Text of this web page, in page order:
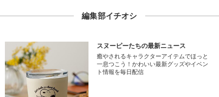
編集部イチオシ
スヌーピーたちの最新ニュース
癒やされるキャラクターアイテムでほっと
一息つこう！かわいい最新グッズやイベン
ト情報を毎日配信